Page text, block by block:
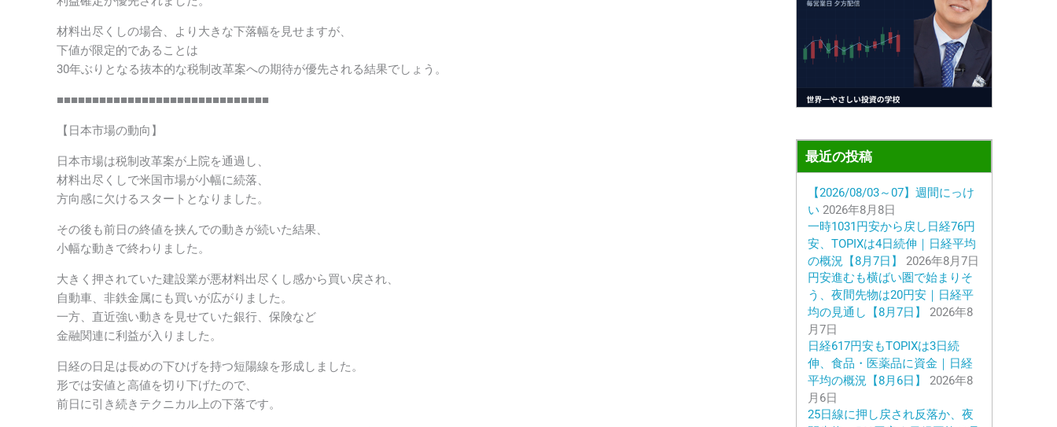
材料出尽くしの場合、より大きな下落幅を見せますが、
下値が限定的であることは
30年ぶりとなる抜本的な税制改革案への期待が優先される結果でしょう。
■■■■■■■■■■■■■■■■■■■■■■■■■■■■■■
【日本市場の動向】
日本市場は税制改革案が上院を通過し、
材料出尽くしで米国市場が小幅に続落、
方向感に欠けるスタートとなりました。
その後も前日の終値を挟んでの動きが続いた結果、
小幅な動きで終わりました。
大きく押されていた建設業が悪材料出尽くし感から買い戻され、
自動車、非鉄金属にも買いが広がりました。
一方、直近強い動きを見せていた銀行、保険など
金融関連に利益が入りました。
日経の日足は長めの下ひげを持つ短陽線を形成しました。
形では安値と高値を切り下げたので、
前日に引き続きテクニカル上の下落です。
最近の投稿
【2026/08/03～07】週間にっけ
い 2026年8月8日
一時1031円安から戻し日経76円
安、TOPIXは4日続伸｜日経平均
の概況【8月7日】
2026年8月7日
円安進むも横ばい圏で始まりそ
う、夜間先物は20円安｜日経平
均の見通し【8月7日】
2026年8
月7日
日経617円安もTOPIXは3日続
伸、食品・医薬品に資金｜日経
平均の概況【8月6日】
2026年8
月6日
25日線に押し戻され反落か、夜